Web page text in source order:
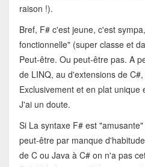
raison !).
Bref, F# c'est jeune, c'est
fonctionnelle" (super classe et
Peut-être. Ou peut-être pas. A
de LINQ, au d'extensions de
Exclusivement et en plat unique
J'ai un doute.
Si La syntaxe F# est
peut-être par manque
de C ou Java à C# on n'a pas